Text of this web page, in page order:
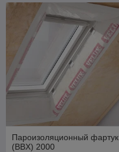
Пароизоляционный фартук
(BBX) 2000